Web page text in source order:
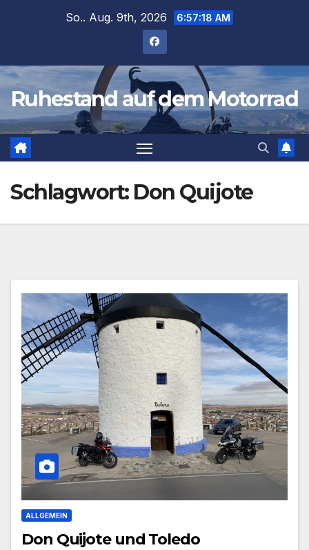
So.. Aug. 9th, 2026 6:57:18 AM
Ruhestand auf dem Motorrad
Schlagwort: Don Quijote
ALLGEMEIN
Don Quijote und Toledo